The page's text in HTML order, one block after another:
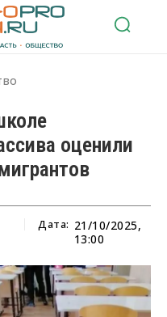
оценили
Дата: 21/10/2025,
13:00